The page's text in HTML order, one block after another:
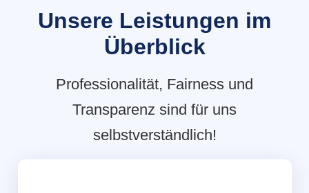
Unsere Leistungen im
Überblick
Professionalität, Fairness und
Transparenz sind für uns
selbstverständlich!